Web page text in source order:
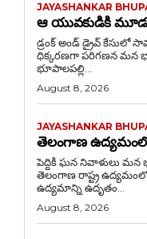
JAYASHANKAR
ఆ యువకుడికి మూడు
డ్రంక్‌ అండ్‌ డ్రైవ్‌ కేసులో
ధిక్కరణగా పరిగణన మన భారత్ | మొగుళ్ళపల్లి : జయశంకర్
భూపాలపల్లి...
August 8, 2026
JAYASHANKAR
తెలంగాణ ఉద్యమంలో
పెద్దికి ఘన నివాళులు మన భారత్, మొగుళ్ళపల్లి: ప్రత్యేక
తెలంగాణ రాష్ట్ర
ఉద్యమాన్ని ఉదృతం...
August 8, 2026